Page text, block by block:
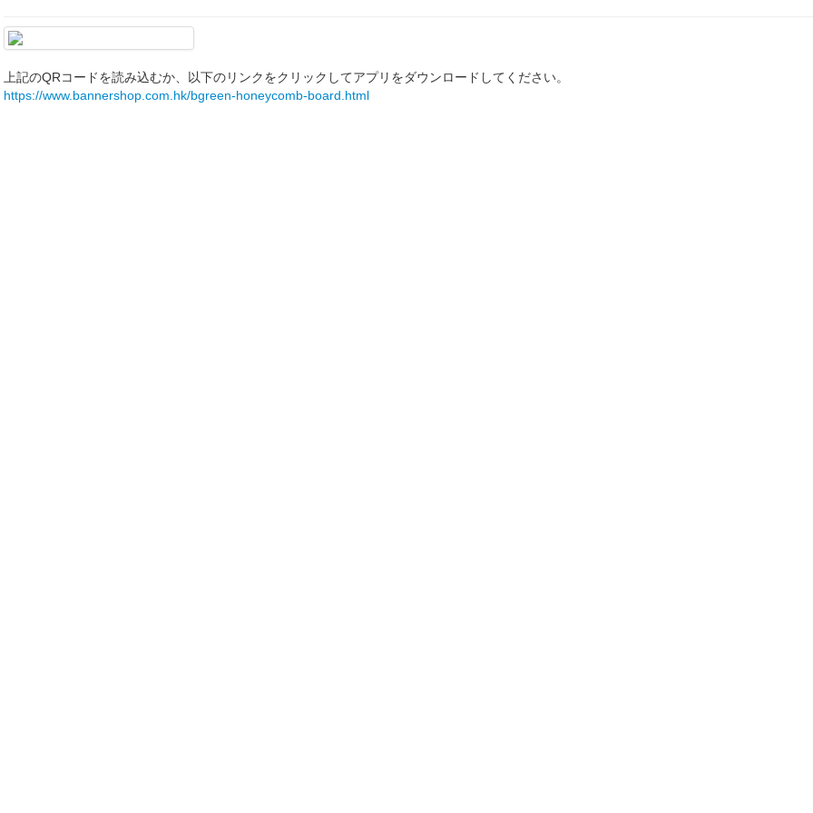
上記のQRコードを読み込むか、以下のリンクをクリックしてアプリをダウンロードしてください。
https://www.bannershop.com.hk/bgreen-honeycomb-board.html